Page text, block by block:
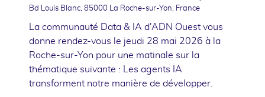
Bd Louis Blanc, 85000 La Roche-sur-Yon, France
La communauté Data & IA d'ADN Ouest vous
donne rendez-vous le jeudi 28 mai 2026 à la
Roche-sur-Yon pour une matinale sur la
thématique suivante : Les agents IA
transforment notre manière de développer.